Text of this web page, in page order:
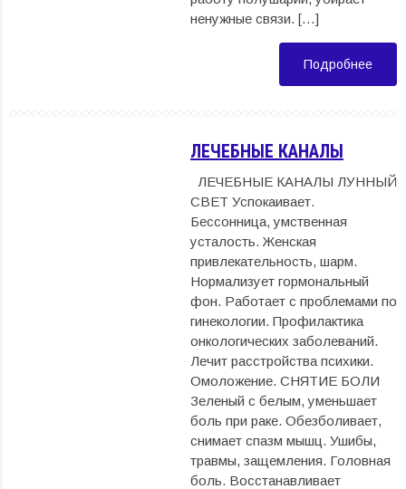
ненужные связи. […]
Подробнее
ЛЕЧЕБНЫЕ КАНАЛЫ
ЛЕЧЕБНЫЕ КАНАЛЫ ЛУННЫЙ
СВЕТ Успокаивает.
Бессонница, умственная
усталость. Женская
привлекательность, шарм.
Нормализует гормональный
фон. Работает с проблемами по
гинекологии. Профилактика
онкологических заболеваний.
Лечит расстройства психики.
Омоложение. СНЯТИЕ БОЛИ
Зеленый с белым, уменьшает
боль при раке. Обезболивает,
снимает спазм мышц. Ушибы,
травмы, защемления. Головная
боль. Восстанавливает